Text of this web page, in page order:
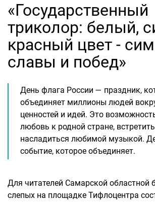
«Государственный
триколор: белый,
красный цвет -
славы и побед»
День флага России — праздник,
объединяет миллионы людей
ценностей и идей. Это
любовь к родной стране,
насладиться любимой музыкой.
событие, которое объединяет.
Для читателей Самарской областной
слепых на площадке Тифлоцентра